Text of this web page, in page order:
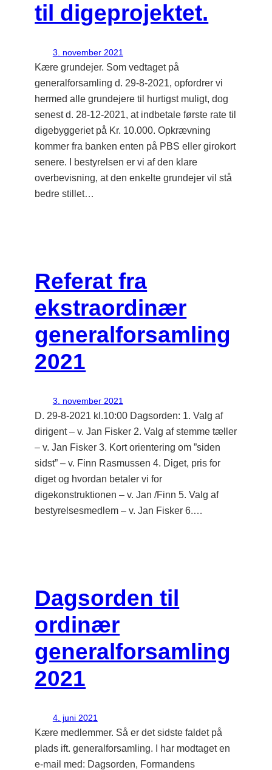
til digeprojektet.
3. november 2021
Kære grundejer. Som vedtaget på
generalforsamling d. 29-8-2021, opfordrer vi
hermed alle grundejere til hurtigst muligt, dog
senest d. 28-12-2021, at indbetale første rate til
digebyggeriet på Kr. 10.000. Opkrævning
kommer fra banken enten på PBS eller girokort
senere. I bestyrelsen er vi af den klare
overbevisning, at den enkelte grundejer vil stå
bedre stillet…
Referat fra
ekstraordinær
generalforsamling
2021
3. november 2021
D. 29-8-2021 kl.10:00 Dagsorden: 1. Valg af
dirigent – v. Jan Fisker 2. Valg af stemme tæller
– v. Jan Fisker 3. Kort orientering om ”siden
sidst” – v. Finn Rasmussen 4. Diget, pris for
diget og hvordan betaler vi for
digekonstruktionen – v. Jan /Finn 5. Valg af
bestyrelsesmedlem – v. Jan Fisker 6.…
Dagsorden til
ordinær
generalforsamling
2021
4. juni 2021
Kære medlemmer. Så er det sidste faldet på
plads ift. generalforsamling. I har modtaget en
e-mail med: Dagsorden, Formandens